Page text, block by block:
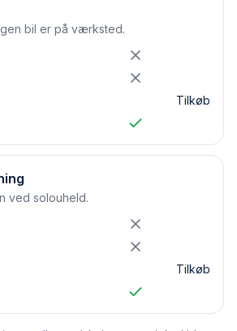
bil er på værksted.
Tilkøb
ved solouheld.
Tilkøb